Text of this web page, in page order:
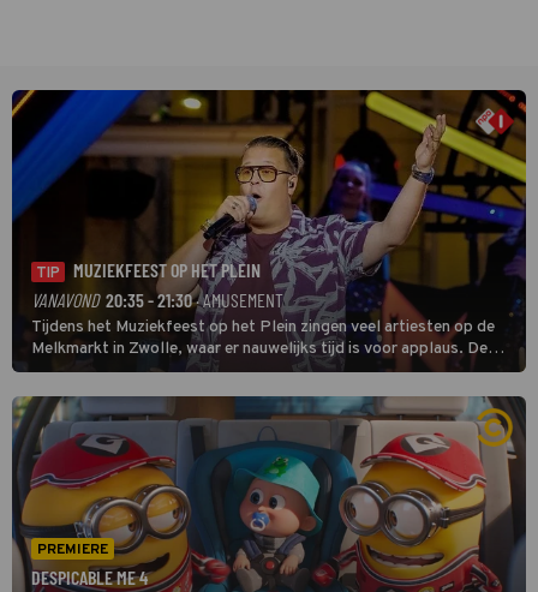
TIP
MUZIEKFEEST OP HET PLEIN
VANAVOND 20:35 - 21:30· AMUSEMENT
Tijdens het Muziekfeest op het Plein zingen veel artiesten op de
Melkmarkt in Zwolle, waar er nauwelijks tijd is voor applaus. De
grootste namen zijn André Hazes, Jannes, René Froger en
natuurlijk Rutger van Barneveld met zijn hit Zwoele Zomernachten.
PREMIERE
DESPICABLE ME 4